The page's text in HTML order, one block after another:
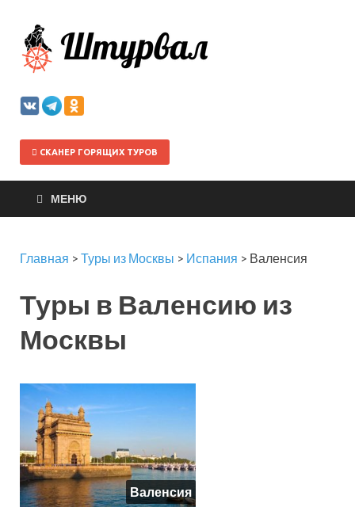
СКАНЕР ГОРЯЩИХ ТУРОВ
МЕНЮ
Главная > Туры из Москвы > Испания > Валенсия
Туры в Валенсию из
Москвы
Валенсия